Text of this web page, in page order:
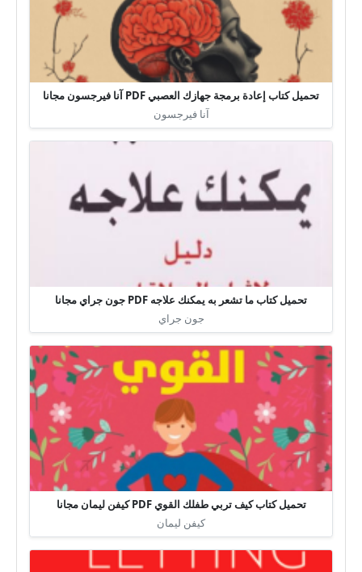
تحميل كتاب إعادة برمجة جهازك العصبي PDF آنا فيرجسون مجانا
آنا فيرجسون
تحميل كتاب ما تشعر به يمكنك علاجه PDF جون جراي مجانا
جون جراي
تحميل كتاب كيف تربي طفلك القوي PDF كيفن ليمان مجانا
كيفن ليمان